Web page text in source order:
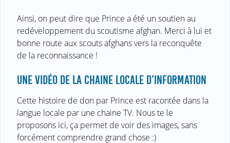
Ainsi, on peut dire que Prince a été un soutien au
redéveloppement du scoutisme afghan. Merci à lui et
bonne route aux scouts afghans vers la reconquête
de la reconnaissance !
UNE VIDÉO DE LA CHAINE LOCALE D’INFORMATION
Cette histoire de don par Prince est racontée dans la
langue locale par une chaine TV. Nous te le
proposons ici, ça permet de voir des images, sans
forcément comprendre grand chose :)